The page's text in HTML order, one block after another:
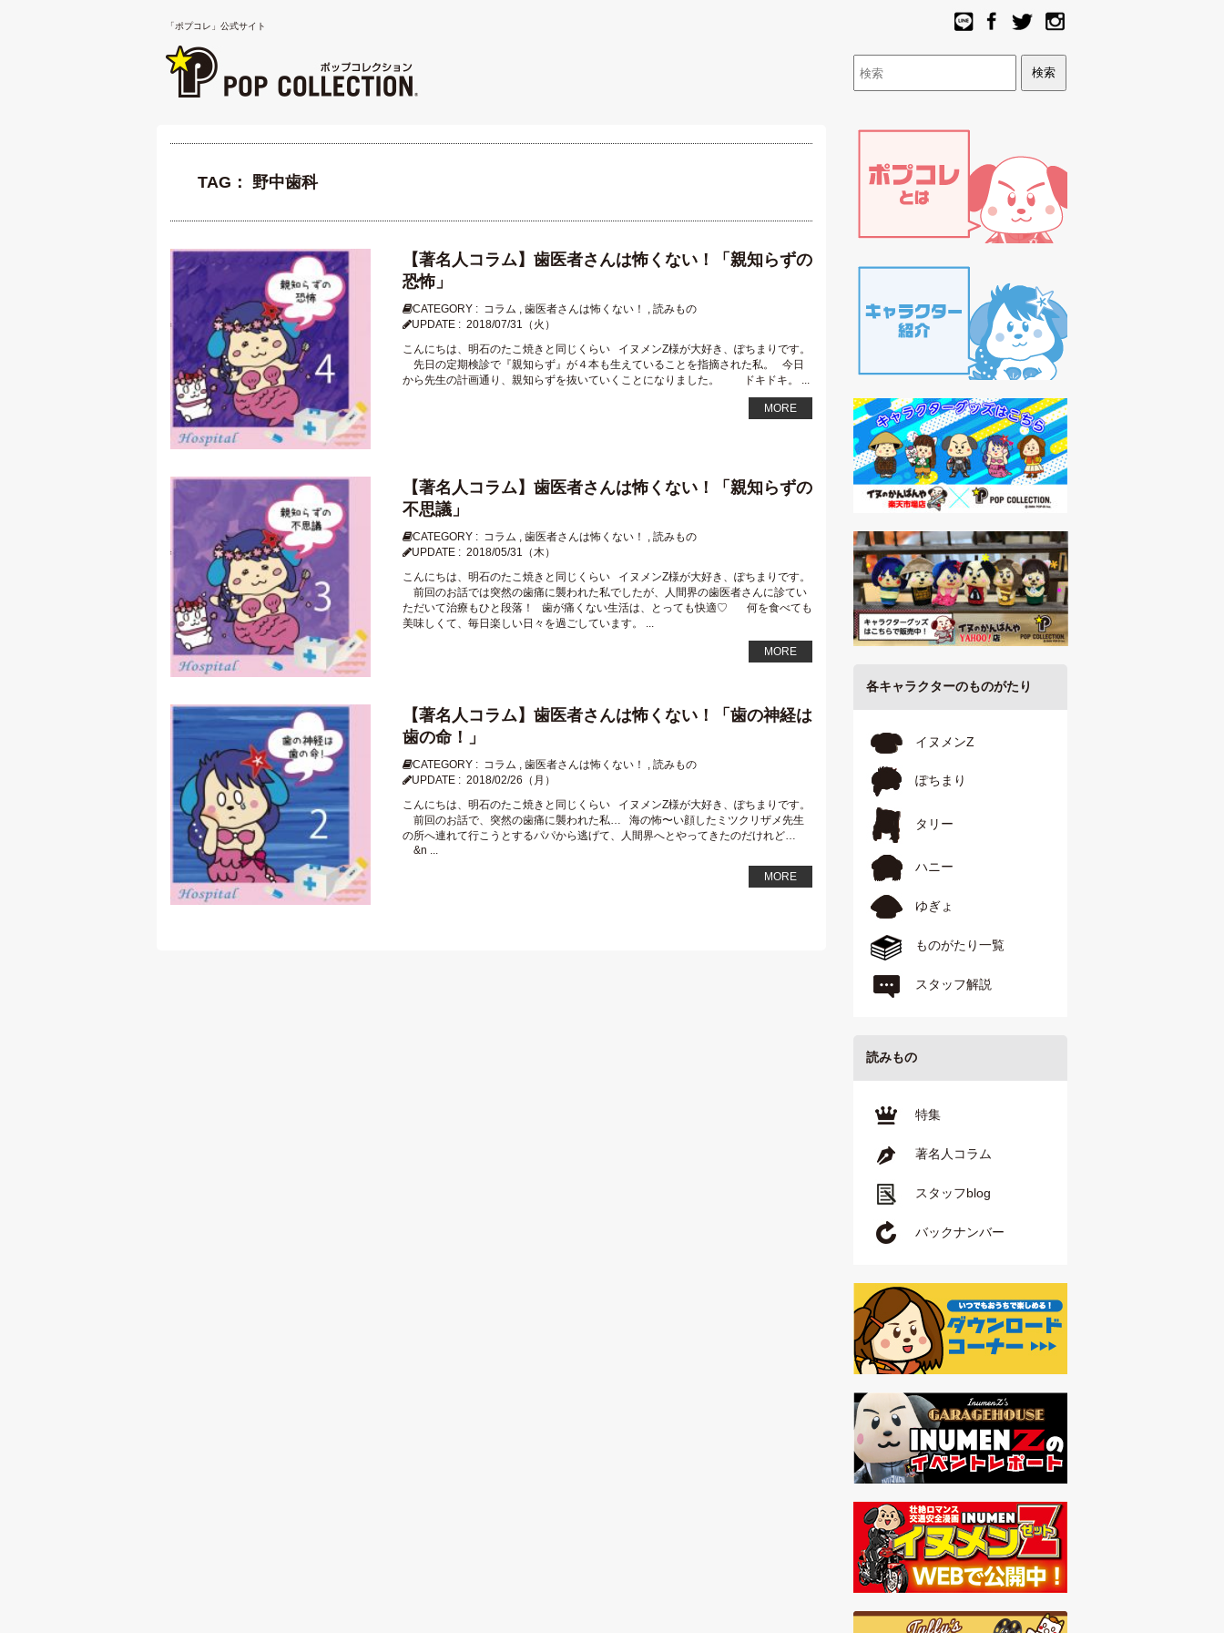
「ポプコレ」公式サイト
TAG： 野中歯科
【著名人コラム】歯医者さんは怖くない！「親知らずの
恐怖」
CATEGORY : コラム , 歯医者さんは怖くない！ , 読みもの
UPDATE : 2018/07/31（火）
こんにちは、明石のたこ焼きと同じくらい イヌメンZ様が大好き、ぽちまりです。
先日の定期検診で『親知らず』が４本も生えていることを指摘された私。 今日
から先生の計画通り、親知らずを抜いていくことになりました。 ドキドキ。 ...
MORE
【著名人コラム】歯医者さんは怖くない！「親知らずの
不思議」
CATEGORY : コラム , 歯医者さんは怖くない！ , 読みもの
UPDATE : 2018/05/31（木）
こんにちは、明石のたこ焼きと同じくらい イヌメンZ様が大好き、ぽちまりです。
前回のお話では突然の歯痛に襲われた私でしたが、人間界の歯医者さんに診てい
ただいて治療もひと段落！ 歯が痛くない生活は、とっても快適♡ 何を食べても
美味しくて、毎日楽しい日々を過ごしています。 ...
MORE
【著名人コラム】歯医者さんは怖くない！「歯の神経は
歯の命！」
CATEGORY : コラム , 歯医者さんは怖くない！ , 読みもの
UPDATE : 2018/02/26（月）
こんにちは、明石のたこ焼きと同じくらい イヌメンZ様が大好き、ぽちまりです。
前回のお話で、突然の歯痛に襲われた私… 海の怖〜い顔したミツクリザメ先生
の所へ連れて行こうとするパパから逃げて、人間界へとやってきたのだけれど…
&n ...
MORE
各キャラクターのものがたり
イヌメンZ
ぽちまり
タリー
ハニー
ゆぎょ
ものがたり一覧
スタッフ解説
読みもの
特集
著名人コラム
スタッフblog
バックナンバー